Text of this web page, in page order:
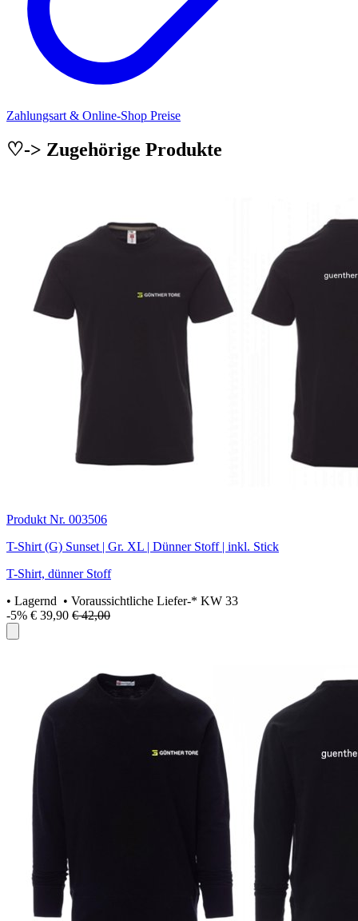
Zahlungsart & Online-Shop Preise
♡-> Zugehörige Produkte
Produkt Nr. 003506
T-Shirt (G) Sunset | Gr. XL | Dünner Stoff | inkl. Stick
T-Shirt, dünner Stoff
• Lagernd • Voraussichtliche Liefer-* KW 33
-5% € 39,90 € 42,00